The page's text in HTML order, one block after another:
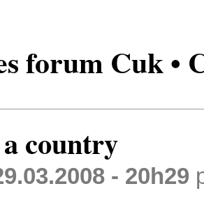
forum Cuk •
country
- 20h29